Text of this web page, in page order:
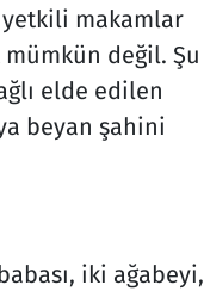
yetkili makamlar
değil. Şu
elde edilen
beyan şahini
iki ağabeyi,